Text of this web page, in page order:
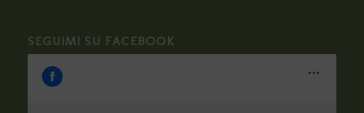
SEGUIMI SU FACEBOOK